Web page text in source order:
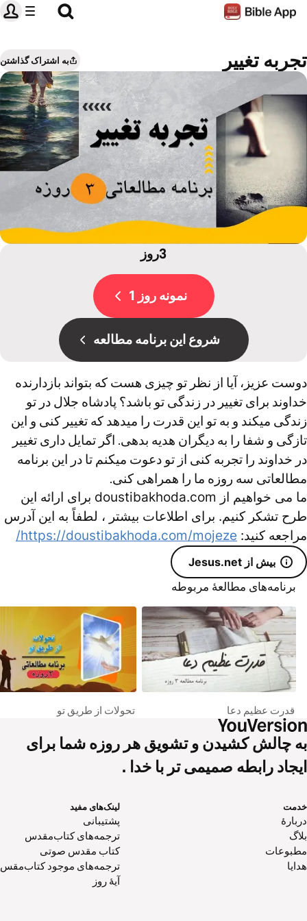
تجربه تغییر به اشتراک گذاشتن
3روز
نمونه روز 1
شروع این برنامه مطالعه
دوست عزیز، آیا از نظر تو چیزی هست که بتواند بازدارنده
خداوند برای تغییر در زندگی تو باشد؟ پادشاه جلال در تو
زندگی میکند و به تو این قدرت را میدهد که تغییر کنی و این
تازگی و شفا را به دیگران هدیه بدهی. اگر تمایل داری تغییر
در خداوند را تجربه کنی از تو دعوت میکنم تا در این برنامه
مطالعاتی سه روزه ما را همراهی کنی.
ما می خواهیم از doustibakhoda.com برای ارائه این
طرح تشکر کنیم. برای اطلاعات بیشتر ، لطفاً به این آدرس
مراجعه کنید: https://doustibakhoda.com/mojeze/
بیش از Jesus.net
برنامه‌های مطالعۀ مربوطه
قدرت عظیم دعا تحولات از طریق تو
به چالش کشیدن و تشویق هر روزه شما برای
ایجاد رابطه صمیمی تر با خدا .
خدمت
دربارهٔ
بلاگ
مطبوعات
هدایا
لینک‌های مفید
پشتیبانی
ترجمه‌های کتاب‌مقدس
کتاب‌ مقدس صوتی
ترجمه‌های موجود کتاب‌مقس
آیۀ روز